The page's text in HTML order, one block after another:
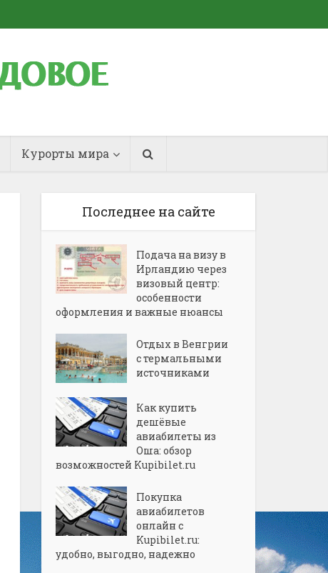
Курорты мира
Последнее на сайте
Подача на визу в
Ирландию через
визовый центр:
особенности
оформления и важные нюансы
Отдых в Венгрии
с термальными
источниками
Как купить
дешёвые
авиабилеты из
Оша: обзор
возможностей Kupibilet.ru
Покупка
авиабилетов
онлайн с
Kupibilet.ru:
удобно, выгодно, надежно